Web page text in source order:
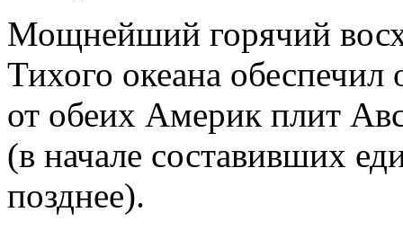
Мощнейший горячий
Тихого океана обеспечил
от обеих Америк плит
(в начале составивших
позднее).